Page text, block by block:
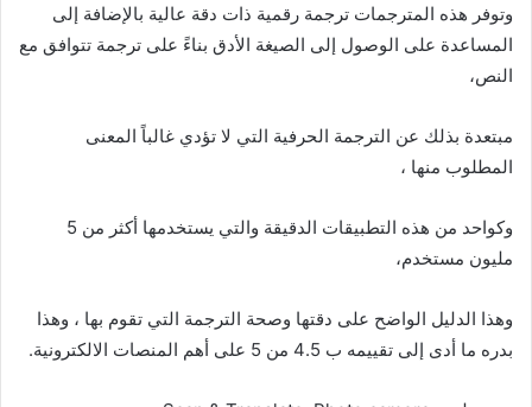
وتوفر هذه المترجمات ترجمة رقمية ذات دقة عالية بالإضافة إلى
المساعدة على الوصول إلى الصيغة الأدق بناءً على ترجمة تتوافق مع
النص،
مبتعدة بذلك عن الترجمة الحرفية التي لا تؤدي غالباً المعنى
المطلوب منها ،
وكواحد من هذه التطبيقات الدقيقة والتي يستخدمها أكثر من 5
مليون مستخدم،
وهذا الدليل الواضح على دقتها وصحة الترجمة التي تقوم بها ، وهذا
بدره ما أدى إلى تقييمه ب 4.5 من 5 على أهم المنصات الالكترونية.